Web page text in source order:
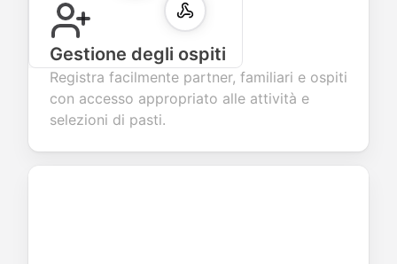
Gestione degli ospiti
Registra facilmente partner, familiari e ospiti
con accesso appropriato alle attività e
selezioni di pasti.